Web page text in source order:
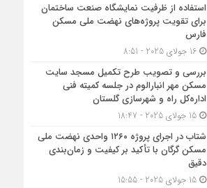
استفاده از ظرفیت نمایشگاه صنعت ساختمان
برای تقویت پروژه‌های نهضت ملی مسکن
فارس
16 جولای 2025 - 8:51
بررسی و تصویب طرح تکمیل مسجد سایت
مسکن مهر انبارالوم در جلسه کمیته فنی
اداره‌کل راه و شهرسازی گلستان
15 جولای 2025 - 18:47
شتاب در اجرای پروژه ۱۲۶۰ واحدی نهضت ملی
مسکن گرگان با تأکید بر کیفیت و زمان‌بندی
دقیق
15 جولای 2025 - 15:55